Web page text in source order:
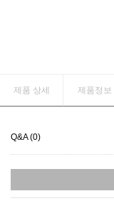
제품 상세 제품정보
Q&A (0)